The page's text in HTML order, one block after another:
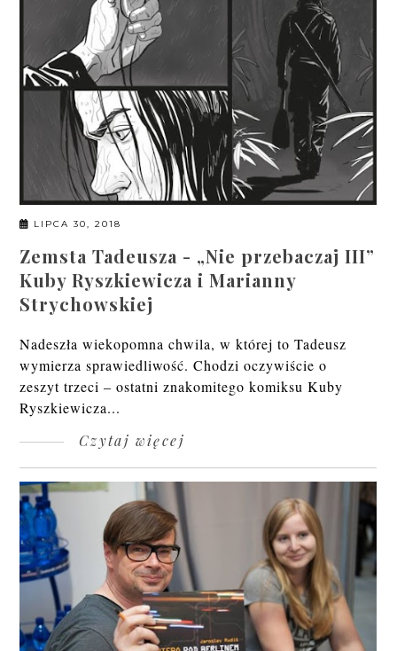
LIPCA 30, 2018
Zemsta Tadeusza - „Nie przebaczaj III”
Kuby Ryszkiewicza i Marianny
Strychowskiej
Nadeszła wiekopomna chwila, w której to Tadeusz
wymierza sprawiedliwość. Chodzi oczywiście o
zeszyt trzeci – ostatni znakomitego komiksu Kuby
Ryszkiewicza...
Czytaj więcej